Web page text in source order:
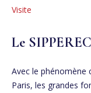
Visite
Le SIPPEREC
Avec le phénomène
Paris, les grandes